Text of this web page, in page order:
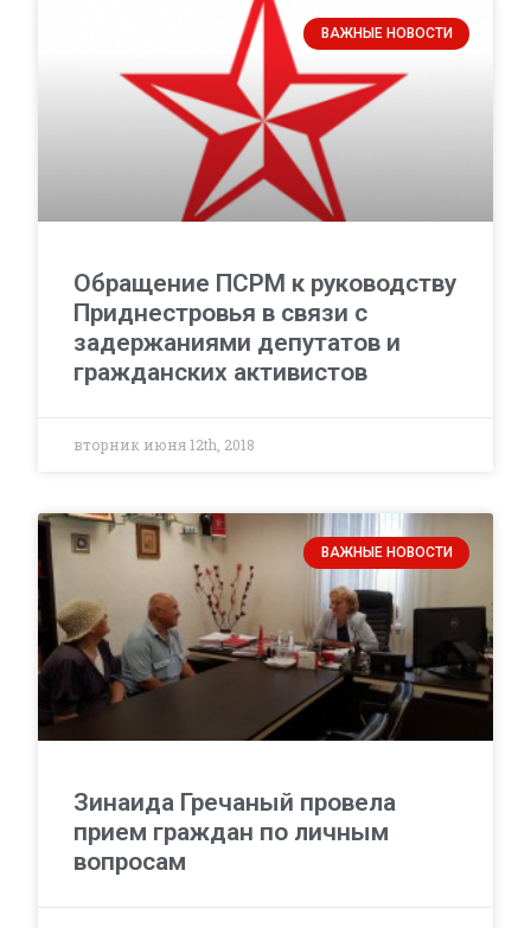
ВАЖНЫЕ НОВОСТИ
Обращение ПСРМ к руководству
Приднестровья в связи с
задержаниями депутатов и
гражданских активистов
вторник июня 12th, 2018
ВАЖНЫЕ НОВОСТИ
Зинаида Гречаный провела
прием граждан по личным
вопросам